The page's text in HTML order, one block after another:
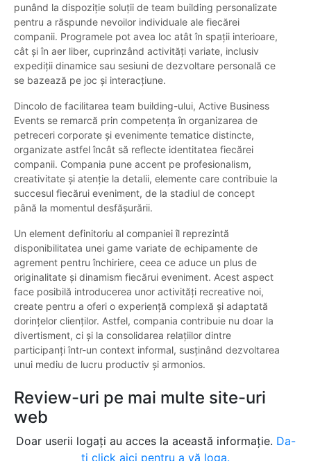
punând la dispoziție soluții de team building personalizate
pentru a răspunde nevoilor individuale ale fiecărei
companii. Programele pot avea loc atât în spații interioare,
cât și în aer liber, cuprinzând activități variate, inclusiv
expediții dinamice sau sesiuni de dezvoltare personală ce
se bazează pe joc și interacțiune.
Dincolo de facilitarea team building-ului, Active Business
Events se remarcă prin competența în organizarea de
petreceri corporate și evenimente tematice distincte,
organizate astfel încât să reflecte identitatea fiecărei
companii. Compania pune accent pe profesionalism,
creativitate și atenție la detalii, elemente care contribuie la
succesul fiecărui eveniment, de la stadiul de concept
până la momentul desfășurării.
Un element definitoriu al companiei îl reprezintă
disponibilitatea unei game variate de echipamente de
agrement pentru închiriere, ceea ce aduce un plus de
originalitate și dinamism fiecărui eveniment. Acest aspect
face posibilă introducerea unor activități recreative noi,
create pentru a oferi o experiență complexă și adaptată
dorințelor clienților. Astfel, compania contribuie nu doar la
divertisment, ci și la consolidarea relațiilor dintre
participanți într-un context informal, susținând dezvoltarea
unui mediu de lucru productiv și armonios.
Review-uri pe mai multe site-uri
web
Doar userii logați au acces la această informație. Da-
ți click aici pentru a vă loga.